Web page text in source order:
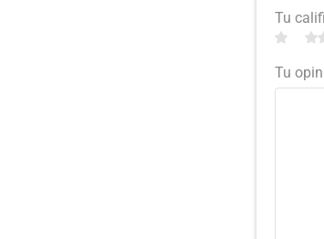
Tu
Tu